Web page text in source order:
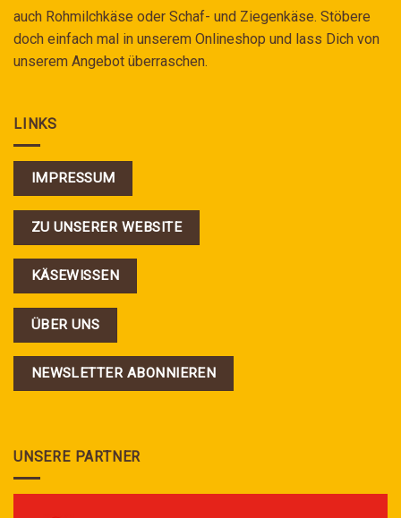
auch Rohmilchkäse oder Schaf- und Ziegenkäse. Stöbere
doch einfach mal in unserem Onlineshop und lass Dich von
unserem Angebot überraschen.
LINKS
IMPRESSUM
ZU UNSERER WEBSITE
KÄSEWISSEN
ÜBER UNS
NEWSLETTER ABONNIEREN
UNSERE PARTNER